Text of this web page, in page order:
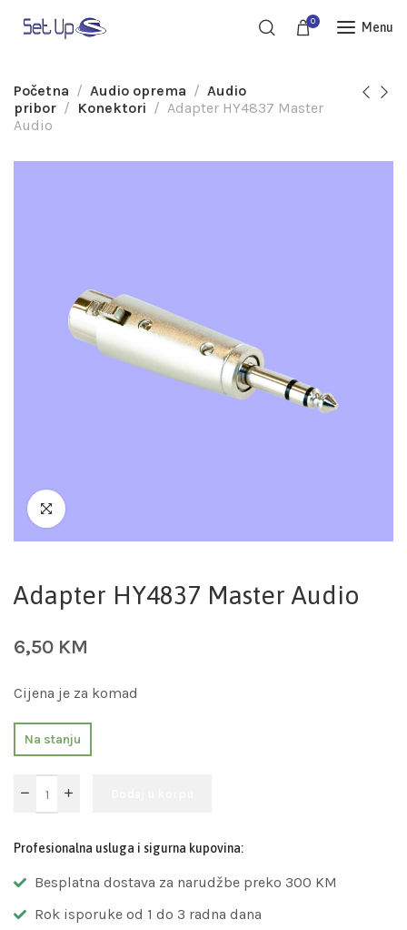
0 Menu
Početna Audio oprema
Audio
pribor
Konektori
Adapter HY4837 Master
Audio
Adapter HY4837 Master Audio
6,50 KM
Cijena je za komad
Na stanju
Profesionalna usluga i sigurna kupovina:
Besplatna dostava za narudžbe preko 300 KM
Rok isporuke od 1 do 3 radna dana